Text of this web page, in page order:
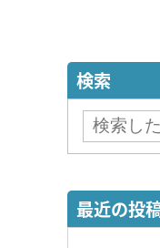
検索
最近の投